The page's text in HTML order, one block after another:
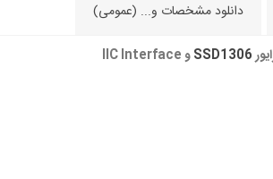
دانلود مشخصات و... (عمومی)
SSD1306و IIC Interface